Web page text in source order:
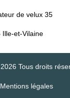
de velux 35
Ille-et-Vilaine
Tous droits
Mentions légales